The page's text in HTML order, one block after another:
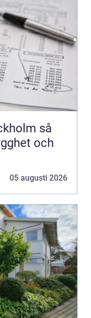
så
och
05 augusti 2026